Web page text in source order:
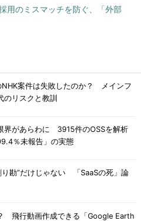
用のミスマッチを防ぐ、「外部
NHK案件は失敗したのか？ メインフ
のリスクと教訓
界があらわに 3915件のOSSを解析
％未報告」の実態
り勘”だけじゃない 「SaaSの死」論
飛行動画作成できる「Google Earth